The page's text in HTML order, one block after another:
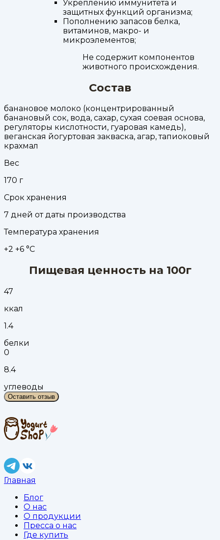
Укреплению иммунитета и
защитных функций организма;
Пополнению запасов белка,
витаминов, макро- и
микроэлементов;
Не содержит компонентов
животного происхождения.
Состав
банановое молоко (концентрированный
банановый сок, вода, сахар, сухая соевая основа,
регуляторы кислотности, гуаровая камедь),
веганская йогуртовая закваска, агар, тапиоковый
крахмал
Вес
170 г
Срок хранения
7 дней от даты производства
Температура хранения
+2 +6 °С
Пищевая ценность на 100г
47
ккал
1.4
белки
0
8.4
углеводы
Оставить отзыв
Главная
Блог
О нас
О продукции
Пресса о нас
Где купить